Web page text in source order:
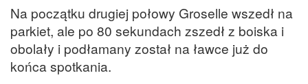
Na początku drugiej połowy Groselle wszedł na
parkiet, ale po 80 sekundach zszedł z boiska i
obolały i podłamany został na ławce już do
końca spotkania.